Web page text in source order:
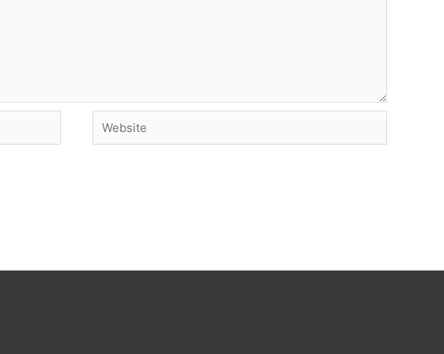
Website